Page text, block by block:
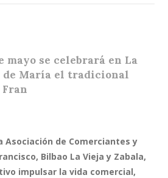
mayo se celebrará en La
de María el tradicional
Fran
Asociación de Comerciantes y
Bilbao La Vieja y Zabala,
impulsar la vida comercial,